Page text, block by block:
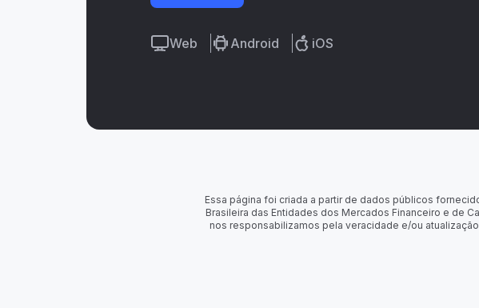
Web Android iOS
Essa página foi criada a partir de dados públicos
Brasileira das Entidades dos Mercados Financeiro e de
nos responsabilizamos pela veracidade e/ou